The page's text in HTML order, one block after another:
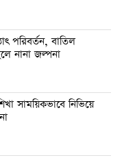
পরিবর্তন, বাতিল
নানা জল্পনা
সাময়িকভাবে নিভিয়ে